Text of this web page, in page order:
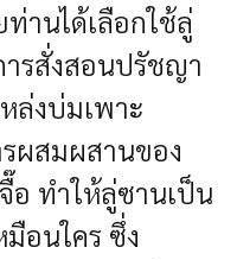
านได้เลือกใช้ลู่
รสั่งสอนปรัชญา
ล่งบ่มเพาะ
ผสมผสานของ
อ ทำให้ลู่ซานเป็น
อนใคร ซึ่ง